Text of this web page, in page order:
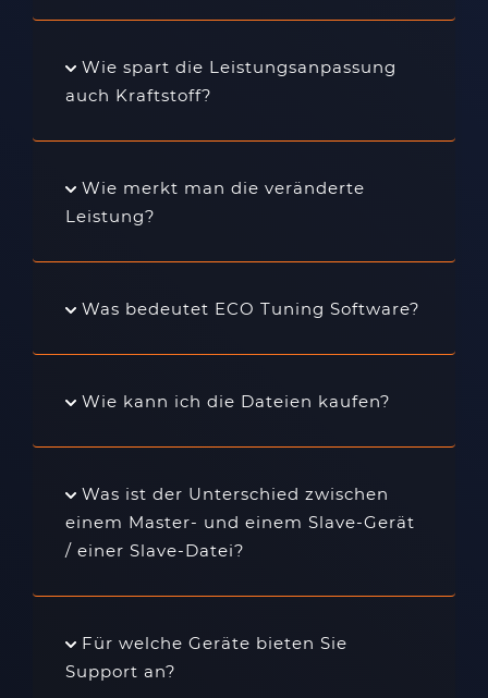
Wie spart die Leistungsanpassung
auch Kraftstoff?
Wie merkt man die veränderte
Leistung?
Was bedeutet ECO Tuning Software?
Wie kann ich die Dateien kaufen?
Was ist der Unterschied zwischen
einem Master- und einem Slave-Gerät
/ einer Slave-Datei?
Für welche Geräte bieten Sie
Support an?